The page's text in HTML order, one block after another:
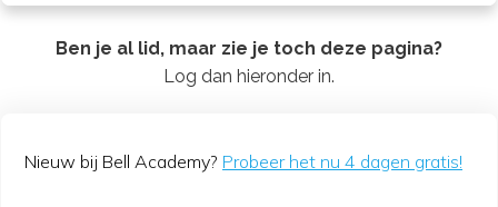
Ben je al lid, maar zie je toch deze pagina?
Log dan hieronder in.
Nieuw bij Bell Academy? Probeer het nu 4 dagen gratis!